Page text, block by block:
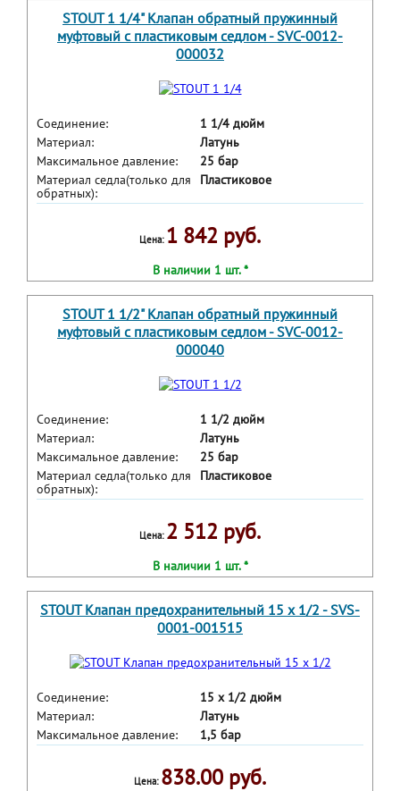
STOUT 1 1/4" Клапан обратный пружинный
муфтовый с пластиковым седлом - SVC-0012-
000032
Соединение:
1 1/4 дюйм
Материал:
Латунь
Максимальное давление:
25 бар
Материал седла(только для
обратных):
Пластиковое
Цена: 1 842 руб.
В наличии 1 шт. *
STOUT 1 1/2" Клапан обратный пружинный
муфтовый с пластиковым седлом - SVC-0012-
000040
Соединение:
1 1/2 дюйм
Материал:
Латунь
Максимальное давление:
25 бар
Материал седла(только для
обратных):
Пластиковое
Цена: 2 512 руб.
В наличии 1 шт. *
STOUT Клапан предохранительный 15 x 1/2 - SVS-
0001-001515
Соединение:
15 x 1/2 дюйм
Материал:
Латунь
Максимальное давление:
1,5 бар
Цена: 838.00 руб.